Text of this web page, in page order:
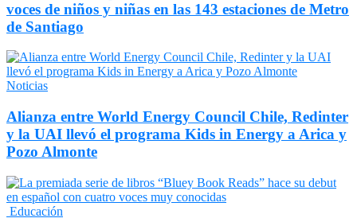
voces de niños y niñas en las 143 estaciones de Metro
de Santiago
Noticias
Alianza entre World Energy Council Chile, Redinter
y la UAI llevó el programa Kids in Energy a Arica y
Pozo Almonte
Educación